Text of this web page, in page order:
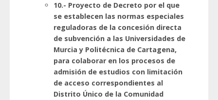
10.- Proyecto de Decreto por el que
se establecen las normas especiales
reguladoras de la concesión directa
de subvención a las Universidades de
Murcia y Politécnica de Cartagena,
para colaborar en los procesos de
admisión de estudios con limitación
de acceso correspondientes al
Distrito Único de la Comunidad